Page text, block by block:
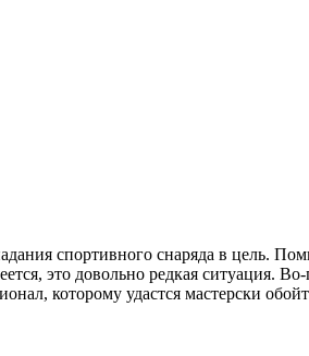
это довольно редкая ситуация.
которому удастся мастерски